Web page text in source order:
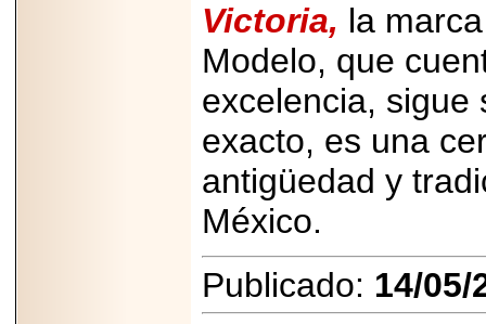
Victoria, la
Modelo, que
excelencia, sigue
exacto, es una
antigüedad y
México.
Publicado: 14/05/